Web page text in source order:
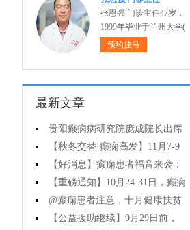
张恩强 门诊主任47岁，
1999年毕业于兰州大学(
预约挂号
最新文章
贵阳癫痫病研究院庞成院长出席
第十一届CAAE国际癫痫论坛暨协会
成立20周年庆典
【秋冬交替·癫痫高发】11月7-9
日，超难约的北京三甲名医，携手
贵州专家团共抗癫痫，速约！
【好消息】癫痫患者福音来袭：
万元救助+半价专项检查+京黔专家
免费亲诊，符合条件者速申请！
【重磅通知】10月24-31日，癫痫
病专项检查全额救助+京黔名医免费
亲诊+高达万元补贴，名额有限，速
@癫痫患者注意，十月健康扶贫
救助计划开启，专家免费亲诊+高达
【公益援助继续】9月29日前，